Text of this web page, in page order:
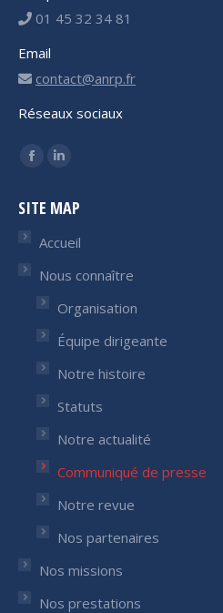
01 45 32 34 81
Email
contact@anrp.fr
Réseaux sociaux
Trouvez nous sur :
Facebook
opens
window
LinkedIn
opens
in
window
SITE MAP
Accueil
Nous connaître
Organisation
Équipe dirigeante
Notre histoire
Statuts
Notre actualité
Communiqué de presse
Notre revue
Nos partenaires
Nos missions
Nos prestations